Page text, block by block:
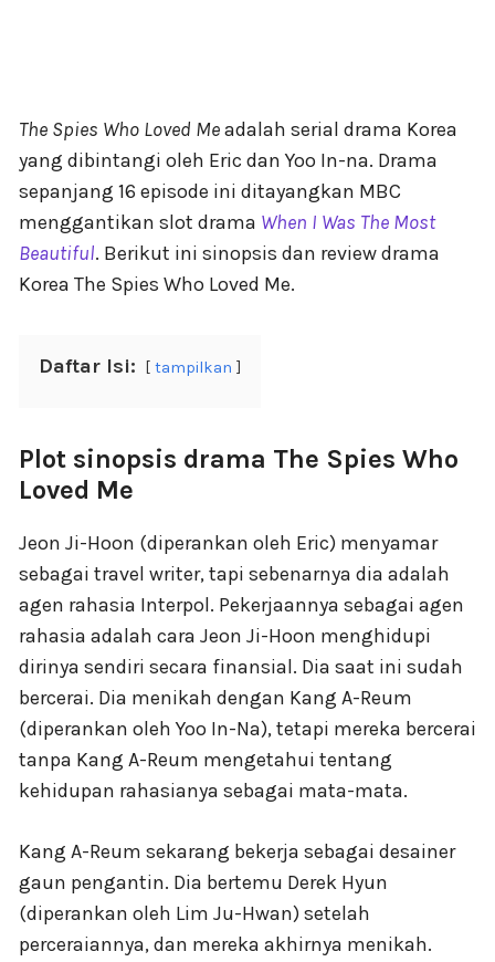
The Spies Who Loved Meadalah serial drama Korea
yang dibintangi oleh Eric dan Yoo In-na. Drama
sepanjang 16 episode ini ditayangkan MBC
menggantikan slot drama When I Was The Most
Beautiful. Berikut ini sinopsis dan review drama
Korea The Spies Who Loved Me.
Daftar Isi: tampilkan
Plot sinopsis drama The Spies Who
Loved Me
Jeon Ji-Hoon (diperankan oleh Eric) menyamar
sebagai travel writer, tapi sebenarnya dia adalah
agen rahasia Interpol. Pekerjaannya sebagai agen
rahasia adalah cara Jeon Ji-Hoon menghidupi
dirinya sendiri secara finansial. Dia saat ini sudah
bercerai. Dia menikah dengan Kang A-Reum
(diperankan oleh Yoo In-Na), tetapi mereka bercerai
tanpa Kang A-Reum mengetahui tentang
kehidupan rahasianya sebagai mata-mata.
Kang A-Reum sekarang bekerja sebagai desainer
gaun pengantin. Dia bertemu Derek Hyun
(diperankan oleh Lim Ju-Hwan) setelah
perceraiannya, dan mereka akhirnya menikah.